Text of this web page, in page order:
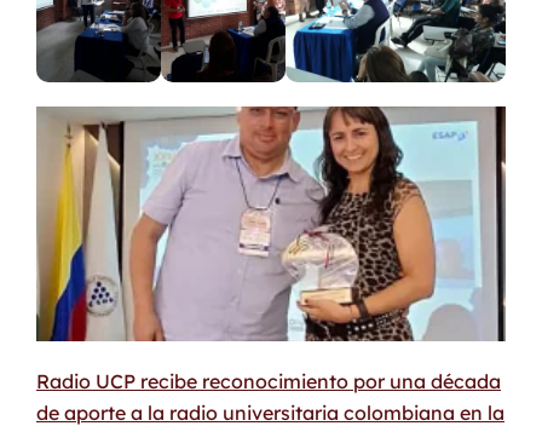
Radio UCP recibe reconocimiento por una década
de aporte a la radio universitaria colombiana en la